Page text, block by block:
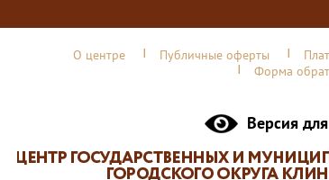
О центре Публичные оферты
Форма
Версия